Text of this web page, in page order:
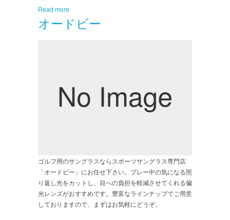
Read more
オードビー
ゴルフ用のサングラスならスポーツサングラス専門店
「オードビー」にお任せ下さい。プレー中の気になる照
り返し光をカットし、目への負担を軽減させてくれる偏
光レンズがおすすめです。豊富なラインナップでご用意
しておりますので、まずはお気軽にどうぞ。